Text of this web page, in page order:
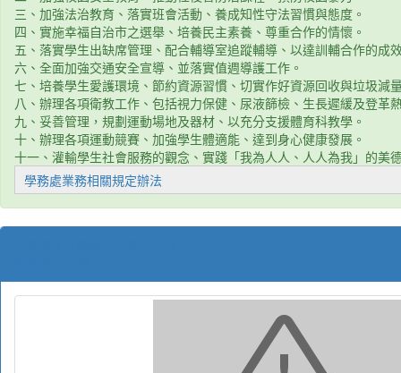
三、加強法治教育、落實班會活動、養成知性守法習慣與態度。
四、實施幸福自治市之選舉、培養民主素養、尊重合作的情懷。
五、落實學生出缺席管理、配合輔導室追蹤輔導、以達訓輔合作的成
六、全面加強交通安全宣導、並落實值週導護工作。
七、培養學生愛護環境、節約資源習慣、切實作好資源回收與垃圾減
八、辦理各項衛教工作、包括視力保健、尿液篩檢、生長遲緩及登革
九、妥善管理，規劃運動場地及器材、以充分支援體育科教學。
十、辦理各項運動競賽、加強學生體適能、達到身心健康發展。
十一、灌輸學生社會服務的觀念、實踐「我為人人、人人為我」的美
學務處業務相關規定辦法